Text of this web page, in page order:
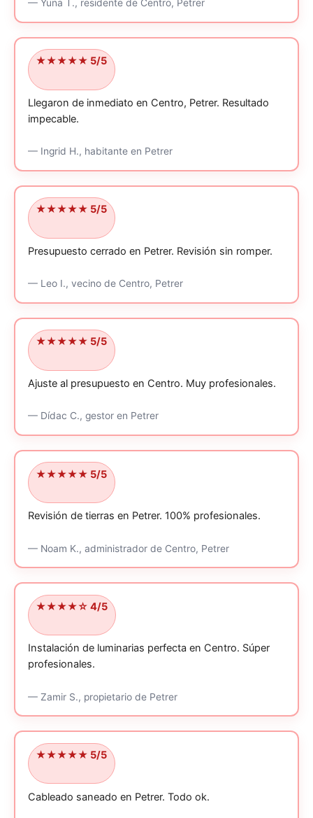
—Yuna T., residentede Centro, Petrer
★★★★★ 5/5
Llegaron de inmediato en Centro, Petrer. Resultado
impecable.
—Ingrid H., habitanteen Petrer
★★★★★ 5/5
Presupuesto cerrado en Petrer. Revisión sin romper.
—Leo I., vecinode Centro, Petrer
★★★★★ 5/5
Ajuste al presupuesto en Centro. Muy profesionales.
—Dídac C., gestoren Petrer
★★★★★ 5/5
Revisión de tierras en Petrer. 100% profesionales.
—Noam K., administradorde Centro, Petrer
★★★★☆ 4/5
Instalación de luminarias perfecta en Centro. Súper
profesionales.
—Zamir S., propietariode Petrer
★★★★★ 5/5
Cableado saneado en Petrer. Todo ok.